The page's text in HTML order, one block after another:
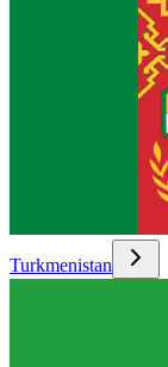
Turkmenistan